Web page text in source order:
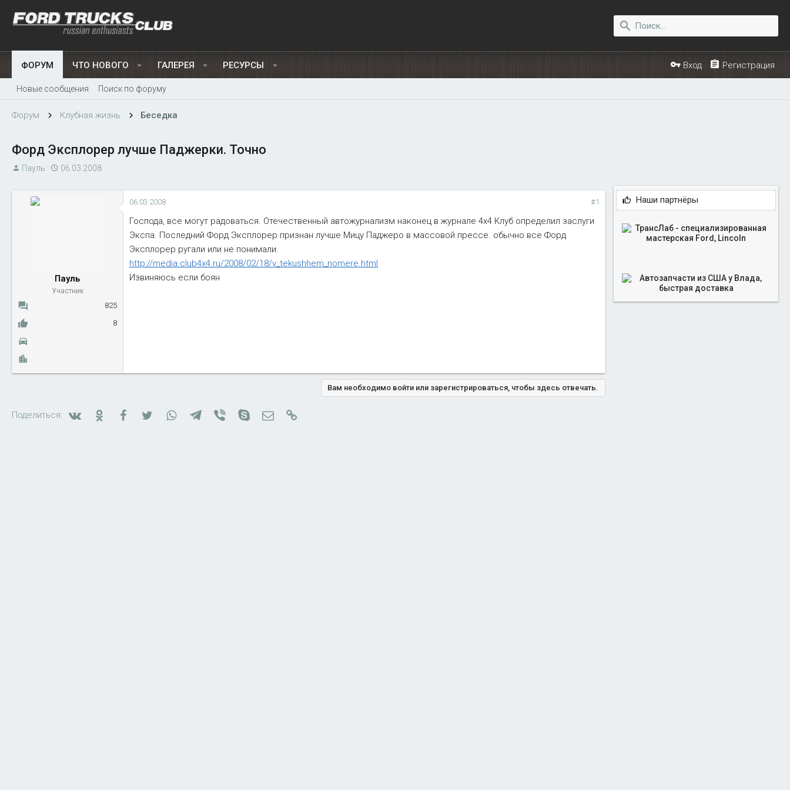
ФОРУМ ЧТО НОВОГО ГАЛЕРЕЯ РЕСУРСЫ Вход Регистрация
Новые сообщения Поиск по форуму
Форум Клубная жизнь Беседка
Форд Эксплорер лучше Паджерки. Точно
А
т
Пауль
Д
т
а
06.03.2008
Пауль
Участник
825
8
06.03.2008 #1
Господа, все могут радоваться. Отечественный автожурнализм наконец в журнале 4х4 Клуб определил заслуги
Экспа. Последний Форд Эксплорер признан лучше Мицу Паджеро в массовой прессе. обычно все Форд
Эксплорер ругали или не понимали.
http://media.club4x4.ru/2008/02/18/v_tekushhem_nomere.html
Извиняюсь если боян
Вам необходимо войти или зарегистрироваться, чтобы здесь отвечать.
Поделиться: ВконтактеОдноклассники
FacebookTwitterWhatsAppTelegram
Viber SkypeЭлектронная почта
Наши партнёры